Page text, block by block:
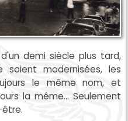
demi siècle plus tard,
modernisées, les
le même nom, et
la même... Seulement